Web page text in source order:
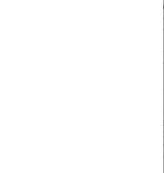
Probleme
1) Dacă un muncitor realizează în 8
fel, atunci câte piese va realiza în 10
parcurge în 5 ore mergând cu aceeaşi
15 kg de portocale costǎ 90 lei. Cât
În 12 drumuri, un camion
6 muncitori terminǎ o lucrare în
aceeaşi lucrare 2 muncitori, lucrând la
20 de iepuri mǎnâncǎ morcovii
câte zile vor mânca morcovii de pe
7) Dacă un muncitor realizează în 5